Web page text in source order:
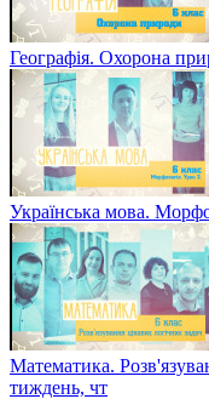
Географія. Охорона
Українська мова.
Математика.
тиждень, чт